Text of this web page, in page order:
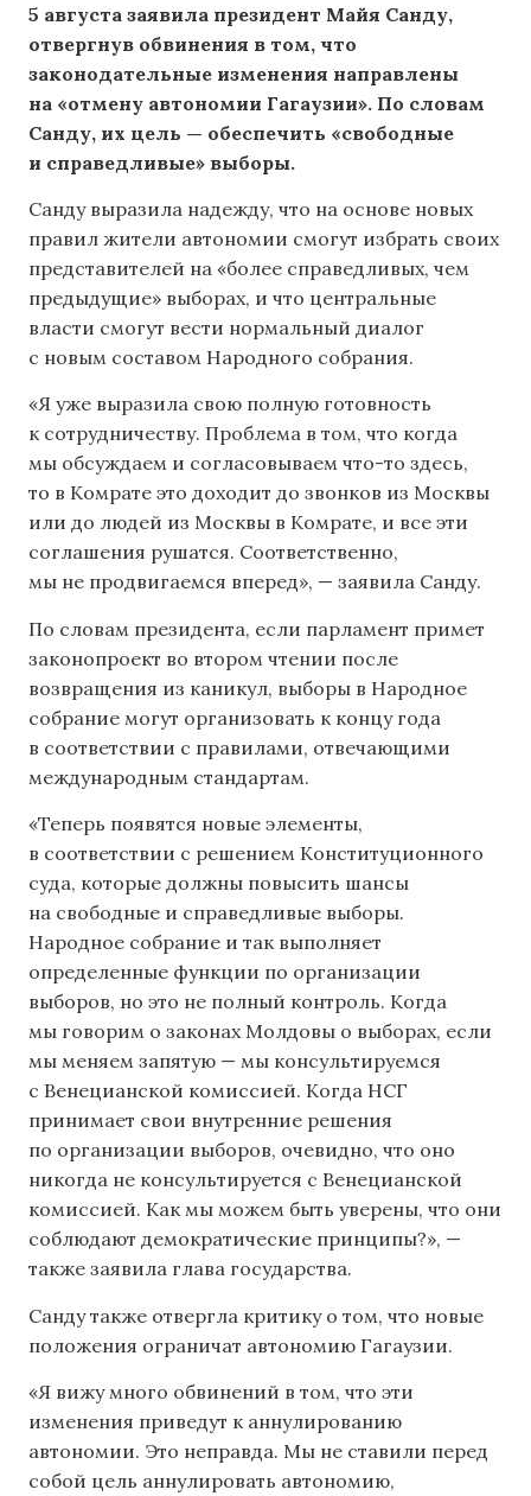
5 августа заявила президент Майя Санду,
отвергнув обвинения в том, что
законодательные изменения направлены
на «отмену автономии Гагаузии». По словам
Санду, их цель — обеспечить «свободные
и справедливые» выборы.
Санду выразила надежду, что на основе новых
правил жители автономии смогут избрать своих
представителей на «более справедливых, чем
предыдущие» выборах, и что центральные
власти смогут вести нормальный диалог
с новым составом Народного собрания.
«Я уже выразила свою полную готовность
к сотрудничеству. Проблема в том, что когда
мы обсуждаем и согласовываем что-то здесь,
то в Комрате это доходит до звонков из Москвы
или до людей из Москвы в Комрате, и все эти
соглашения рушатся. Соответственно,
мы не продвигаемся вперед», — заявила Санду.
По словам президента, если парламент примет
законопроект во втором чтении после
возвращения из каникул, выборы в Народное
собрание могут организовать к концу года
в соответствии с правилами, отвечающими
международным стандартам.
«Теперь появятся новые элементы,
в соответствии с решением Конституционного
суда, которые должны повысить шансы
на свободные и справедливые выборы.
Народное собрание и так выполняет
определенные функции по организации
выборов, но это не полный контроль. Когда
мы говорим о законах Молдовы о выборах, если
мы меняем запятую — мы консультируемся
с Венецианской комиссией. Когда НСГ
принимает свои внутренние решения
по организации выборов, очевидно, что оно
никогда не консультируется с Венецианской
комиссией. Как мы можем быть уверены, что они
соблюдают демократические принципы?», —
также заявила глава государства.
Санду также отвергла критику о том, что новые
положения ограничат автономию Гагаузии.
«Я вижу много обвинений в том, что эти
изменения приведут к аннулированию
автономии. Это неправда. Мы не ставили перед
собой цель аннулировать автономию,